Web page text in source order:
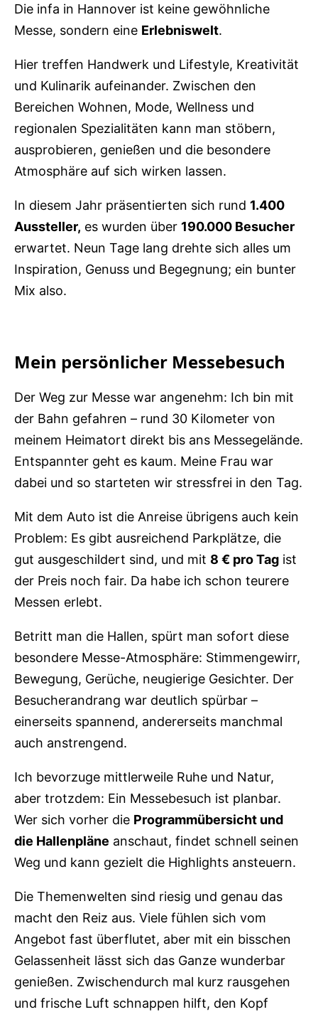
Die infa in Hannover ist keine gewöhnliche
Messe, sondern eine Erlebniswelt.
Hier treffen Handwerk und Lifestyle, Kreativität
und Kulinarik aufeinander. Zwischen den
Bereichen Wohnen, Mode, Wellness und
regionalen Spezialitäten kann man stöbern,
ausprobieren, genießen und die besondere
Atmosphäre auf sich wirken lassen.
In diesem Jahr präsentierten sich rund 1.400
Aussteller, es wurden über 190.000 Besucher
erwartet. Neun Tage lang drehte sich alles um
Inspiration, Genuss und Begegnung; ein bunter
Mix also.
Mein persönlicher Messebesuch
Der Weg zur Messe war angenehm: Ich bin mit
der Bahn gefahren – rund 30 Kilometer von
meinem Heimatort direkt bis ans Messegelände.
Entspannter geht es kaum. Meine Frau war
dabei und so starteten wir stressfrei in den Tag.
Mit dem Auto ist die Anreise übrigens auch kein
Problem: Es gibt ausreichend Parkplätze, die
gut ausgeschildert sind, und mit 8 € pro Tag ist
der Preis noch fair. Da habe ich schon teurere
Messen erlebt.
Betritt man die Hallen, spürt man sofort diese
besondere Messe-Atmosphäre: Stimmengewirr,
Bewegung, Gerüche, neugierige Gesichter. Der
Besucherandrang war deutlich spürbar –
einerseits spannend, andererseits manchmal
auch anstrengend.
Ich bevorzuge mittlerweile Ruhe und Natur,
aber trotzdem: Ein Messebesuch ist planbar.
Wer sich vorher die Programmübersicht und
die Hallenpläne anschaut, findet schnell seinen
Weg und kann gezielt die Highlights ansteuern.
Die Themenwelten sind riesig und genau das
macht den Reiz aus. Viele fühlen sich vom
Angebot fast überflutet, aber mit ein bisschen
Gelassenheit lässt sich das Ganze wunderbar
genießen. Zwischendurch mal kurz rausgehen
und frische Luft schnappen hilft, den Kopf